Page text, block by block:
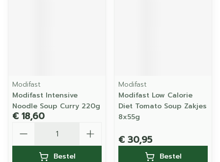
Modifast
Modifast Intensive
Noodle Soup Curry 220g
€ 18,60
Bestel
Modifast
Modifast Low Calorie
Diet Tomato Soup Zakjes
8x55g
€ 30,95
Bestel